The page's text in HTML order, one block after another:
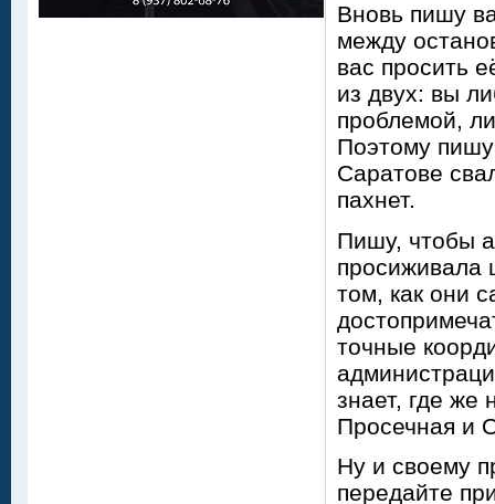
Вновь пишу
между
вас просить
из двух: вы
проблемой,
Поэтому
Саратове
пахнет.
Пишу, чтобы
просиживала
том, как они
точные
знает, где же
Просечная и
Ну и своему
передайте